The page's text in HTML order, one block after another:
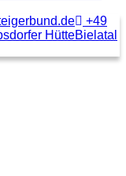
+49
HütteBielatal